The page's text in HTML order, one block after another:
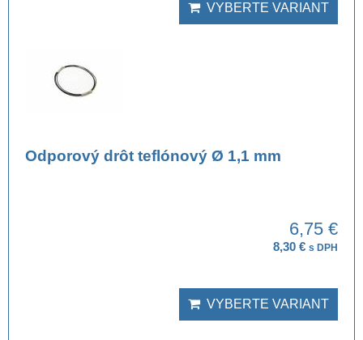
VYBERTE VARIANT
Odporový drôt teflónový Ø 1,1 mm
6,75 €
8,30 € s DPH
VYBERTE VARIANT